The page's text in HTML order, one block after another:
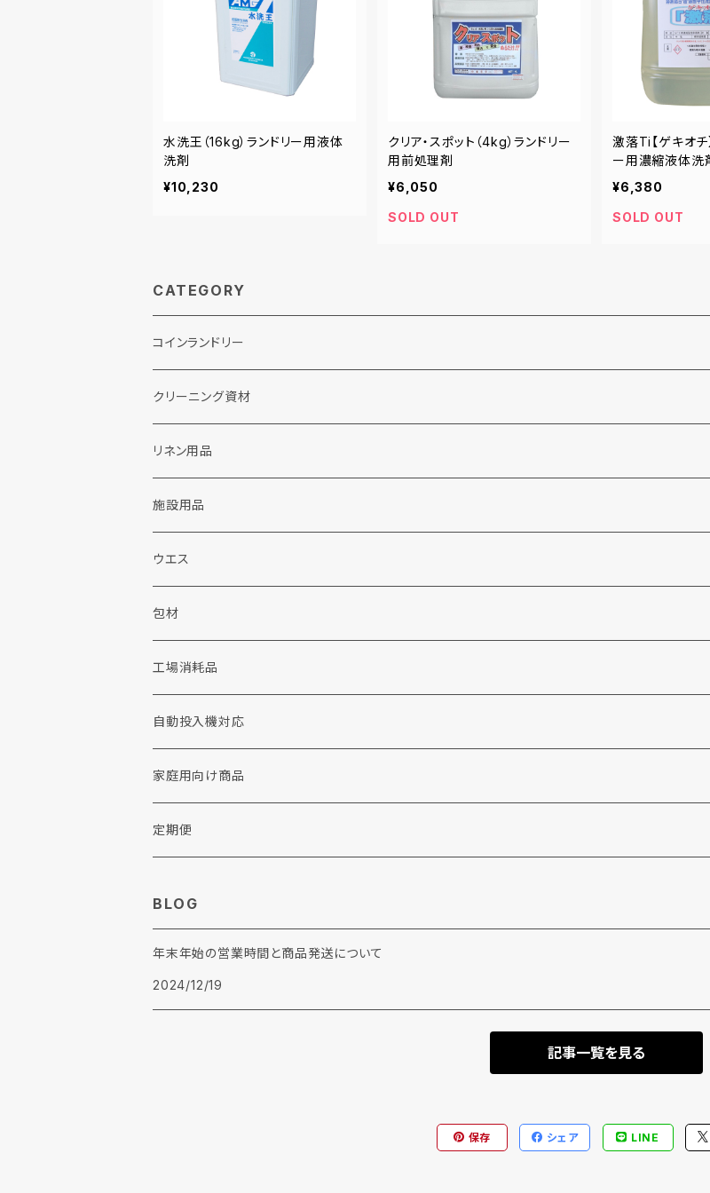
水洗王（16kg）ランドリー用液体
洗剤
¥10,230
クリア・スポット（4kg）ランドリー
用前処理剤
¥6,050
SOLD OUT
激落Ti【ゲキオチ
ー用濃縮液体洗
¥6,380
SOLD OUT
CATEGORY
コインランドリー
クリーニング資材
ランドリー洗剤関連
粉末洗剤
液体洗剤
各種助剤
糊剤
柔軟剤
加工剤
前処理剤
ドライクリーニング関連
カートリッジフィルター
ソープ
販促品
包装資材
工場用品
コインランドリー
衣料リフォーム・修理
その他
リネン用品
施設用品
施設用洗剤・シャンプー
シャボン玉せっけん
消耗品
手袋
ウエス
包材
工場消耗品
手洗い洗剤
自動投入機対応
家庭用向け商品
リンナイ
定期便
BLOG
年末年始の営業時間と商品発送について
2024/12/19
記事一覧を見る
保存 シェア LINE